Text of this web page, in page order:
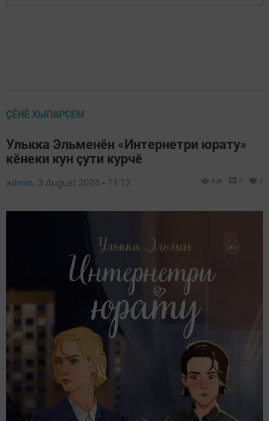
ÇӖНӖ ХЫПАРСЕМ
Улькка Эльменӗн «Интернетри юрату»
кӗнеки кун çути курчӗ
admin, 3 August 2024 - 11:12 646 0 0